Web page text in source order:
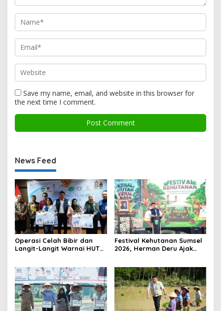
Save my name, email, and website in this browser for
the next time I comment.
News Feed
Operasi Celah Bibir dan
Langit-Langit Warnai HUT
Festival Kehutanan Sumsel
2026, Herman Deru Ajak